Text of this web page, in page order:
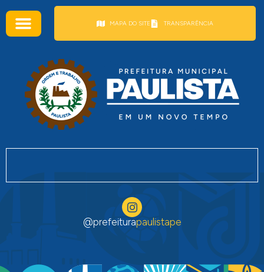
MAPA DO SITE TRANSPARÊNCIA
@prefeiturapaulistape